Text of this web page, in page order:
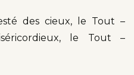
des cieux, le Tout –
le Tout –